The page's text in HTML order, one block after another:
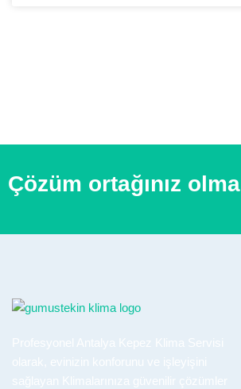
Çözüm ortağınız
Profesyonel Antalya Kepez Klima Servisi
olarak, evinizin konforunu ve işleyişini
sağlayan Klimalarınıza güvenilir çözümler